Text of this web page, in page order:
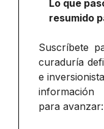
Lo que
resumido
Suscríbete
curaduría
e
información
para avanzar: